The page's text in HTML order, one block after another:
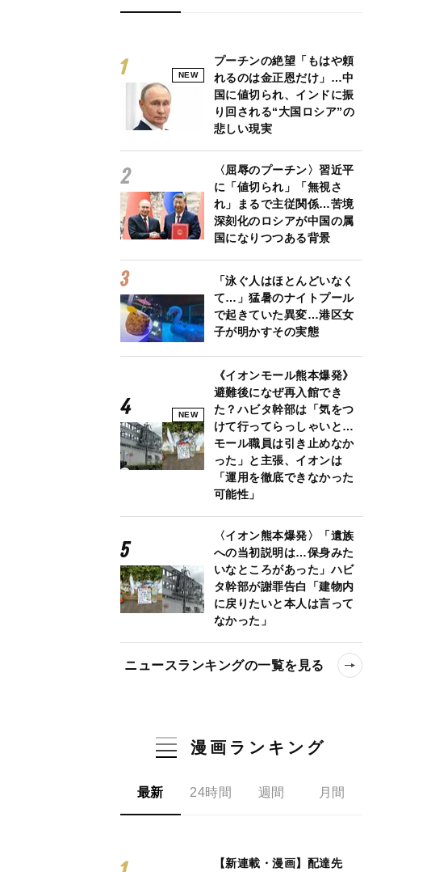
NEW
プーチンの絶望「もはや頼
れるのは金正恩だけ」…中
国に値切られ、インドに振
り回される“大国ロシア”の
悲しい現実
〈屈辱のプーチン〉習近平
に「値切られ」「無視さ
れ」まるで主従関係…苦境
深刻化のロシアが中国の属
国になりつつある背景
「泳ぐ人はほとんどいなく
て…」猛暑のナイトプール
で起きていた異変…港区女
子が明かすその実態
NEW
《イオンモール熊本爆発》
避難後になぜ再入館でき
た？ハビタ幹部は「気をつ
けて行ってらっしゃいと…
モール職員は引き止めなか
った」と主張、イオンは
「運用を徹底できなかった
可能性」
〈イオン熊本爆発〉「遺族
への当初説明は…保身みた
いなところがあった」ハビ
タ幹部が謝罪告白「建物内
に戻りたいと本人は言って
なかった」
ニュースランキングの一覧を見る
漫画ランキング
最新 24時間 週間 月間
【新連載・漫画】配達先